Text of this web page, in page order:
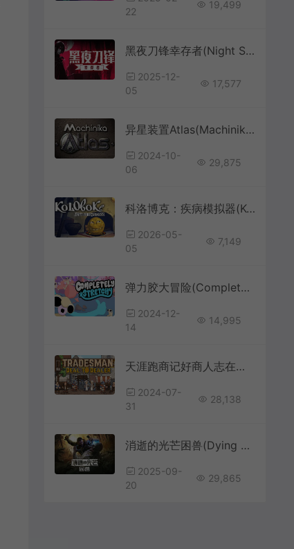
22
19,499
黑夜刀锋幸存者(Night Swarm)吸血鬼类幸存者游戏|下载
2025-12-
05
17,577
异星装置Atlas(Machinika: Atlas)宇宙益智解谜游戏|下载
2024-10-
06
29,875
科洛博克：疾病模拟器(Koloboke Sickness Simulator)翻滚动作游戏|下载
2026-05-
05
7,149
弹力胶大冒险(Completely Stretchy)3D平台跳跃游戏|中文|攻略|视频|免费下载
2024-12-
14
14,995
天涯跑商记好商人志在四方(TRADESMAN: Deal to Dealer)跑商贸易模拟游戏|下载
2024-07-
31
28,138
消逝的光芒困兽(Dying Light The Beast)僵尸生存恐怖动作游戏|下载
2025-09-
20
29,865